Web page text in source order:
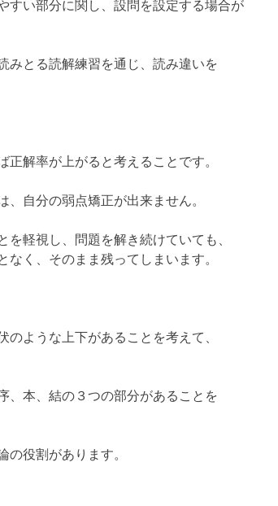
すい部分に関し、設問を設定する場合が
みとる読解練習を通じ、読み違いを
正解率が上がると考えることです。
、自分の弱点矯正が出来ません。
を軽視し、問題を解き続けていても、
なく、そのまま残ってしまいます。
のような上下があることを考えて、
、本、結の３つの部分があることを
の役割があります。